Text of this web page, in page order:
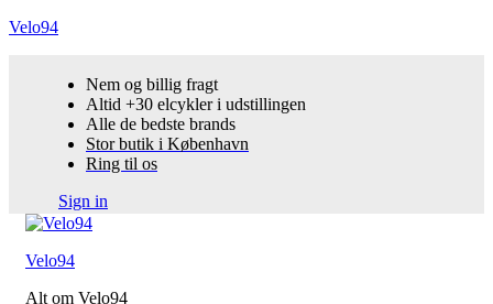
Velo94
Nem og billig fragt
Altid +30 elcykler i udstillingen
Alle de bedste brands
Stor butik i København
Ring til os
Sign in
Menu
Velo94
Alt om Velo94